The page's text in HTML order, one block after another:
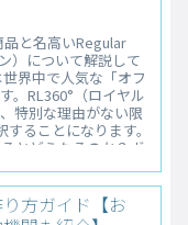
と名高いRegular
）について解説して
界中で人気な「オフ
。RL360°（ロイヤル
特別な理由がない限
ることになります。
とどうなるのか？ボ
方ガイド【お